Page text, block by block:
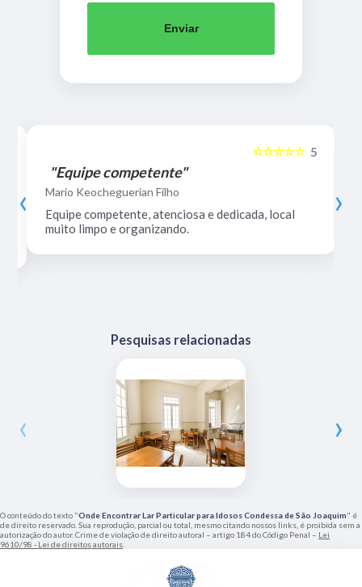
Enviar
5
☆☆☆☆☆
"Equipe competente"
Mario Keocheguerian Filho
Equipe competente, atenciosa e dedicada, local
muito limpo e organizando.
‹ ›
Pesquisas relacionadas
‹ ›
O conteúdo do texto "Onde Encontrar Lar Particular para Idosos Condessa de São Joaquim" é
de direito reservado. Sua reprodução, parcial ou total, mesmo citando nossos links, é proibida sem a
autorização do autor. Crime de violação de direito autoral – artigo 184 do Código Penal – Lei
9610/98 - Lei de direitos autorais